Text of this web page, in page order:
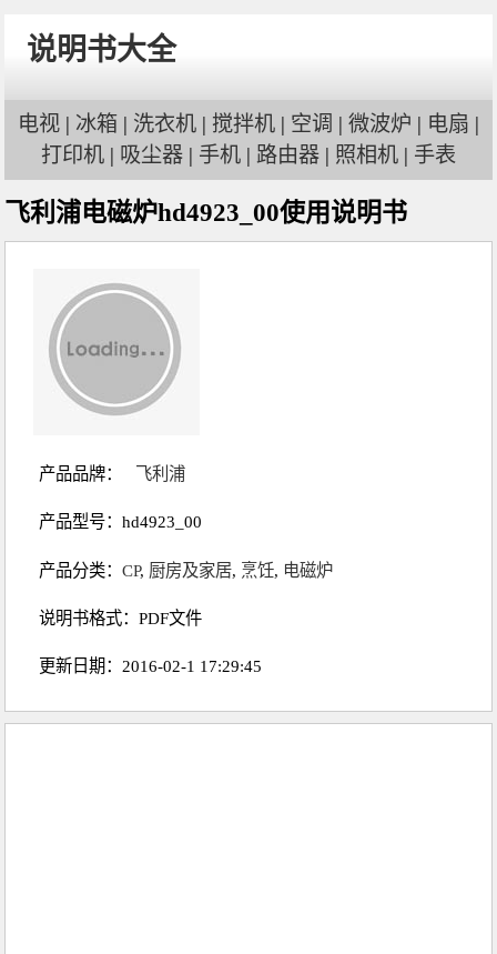
说明书大全
电视 | 冰箱 | 洗衣机 | 搅拌机 | 空调 | 微波炉 | 电扇 |
打印机 | 吸尘器 | 手机 | 路由器 | 照相机 | 手表
飞利浦电磁炉hd4923_00使用说明书
产品品牌： 飞利浦
产品型号：hd4923_00
产品分类：CP, 厨房及家居, 烹饪, 电磁炉
说明书格式：PDF文件
更新日期：2016-02-1 17:29:45